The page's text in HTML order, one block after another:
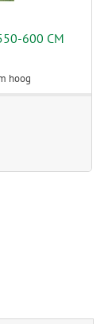
600 CM
hoog